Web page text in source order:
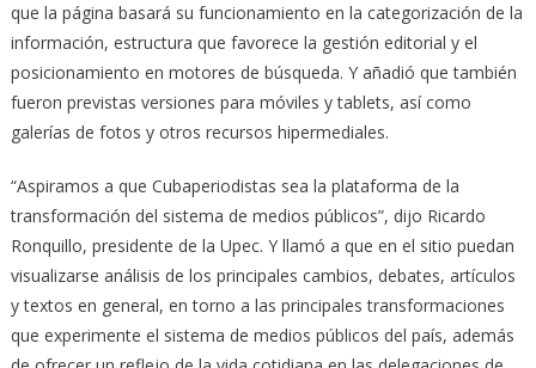
que la página basará su funcionamiento en la categorización de la
información, estructura que favorece la gestión editorial y el
posicionamiento en motores de búsqueda. Y añadió que también
fueron previstas versiones para móviles y tablets, así como
galerías de fotos y otros recursos hipermediales.
“Aspiramos a que Cubaperiodistas sea la plataforma de la
transformación del sistema de medios públicos”, dijo Ricardo
Ronquillo, presidente de la Upec. Y llamó a que en el sitio puedan
visualizarse análisis de los principales cambios, debates, artículos
y textos en general, en torno a las principales transformaciones
que experimente el sistema de medios públicos del país, además